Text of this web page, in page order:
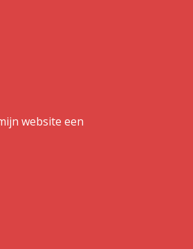
website een